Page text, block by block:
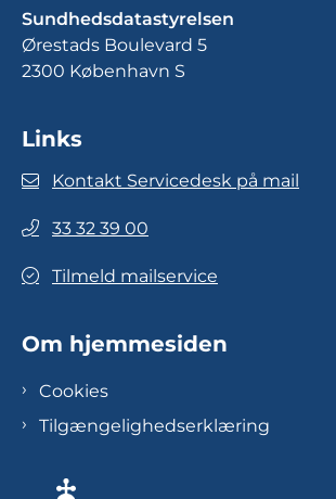
Sundhedsdatastyrelsen
Ørestads Boulevard 5
2300 København S
Links
Kontakt Servicedesk på mail
33 32 39 00
Tilmeld mailservice
Om hjemmesiden
Cookies
Tilgængelighedserklæring